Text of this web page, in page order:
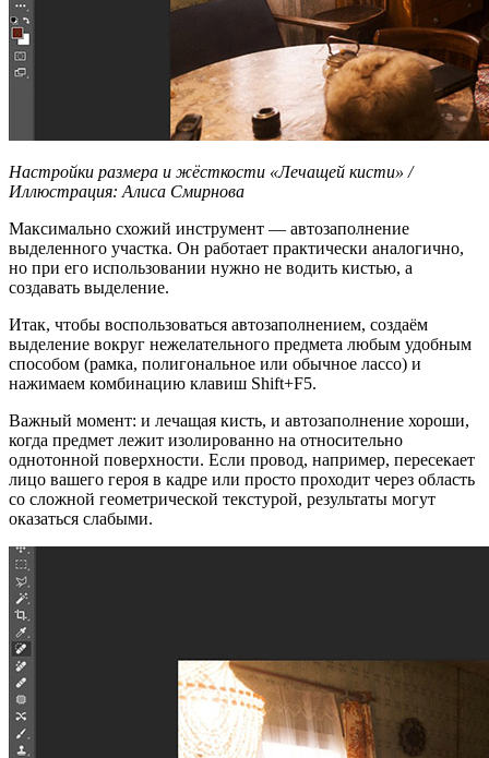
Настройки размера и жёсткости «Лечащей кисти» /
Иллюстрация: Алиса Смирнова
Максимально схожий инструмент — автозаполнение
выделенного участка. Он работает практически аналогично,
но при его использовании нужно не водить кистью, а
создавать выделение.
Итак, чтобы воспользоваться автозаполнением, создаём
выделение вокруг нежелательного предмета любым удобным
способом (рамка, полигональное или обычное лассо) и
нажимаем комбинацию клавиш Shift+F5.
Важный момент: и лечащая кисть, и автозаполнение хороши,
когда предмет лежит изолированно на относительно
однотонной поверхности. Если провод, например, пересекает
лицо вашего героя в кадре или просто проходит через область
со сложной геометрической текстурой, результаты могут
оказаться слабыми.